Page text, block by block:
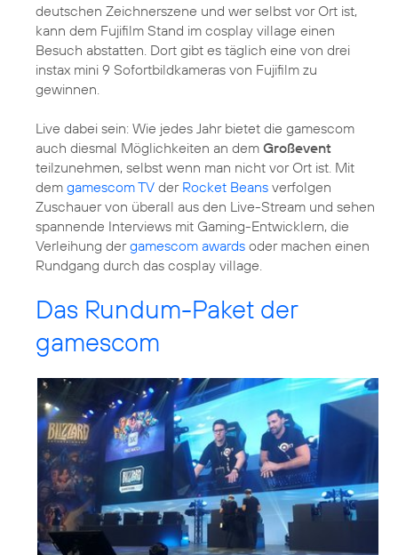
deutschen Zeichnerszene und wer selbst vor Ort ist,
kann dem Fujifilm Stand im cosplay village einen
Besuch abstatten. Dort gibt es täglich eine von drei
instax mini 9 Sofortbildkameras von Fujifilm zu
gewinnen.
Live dabei sein: Wie jedes Jahr bietet die gamescom
auch diesmal Möglichkeiten an dem Großevent
teilzunehmen, selbst wenn man nicht vor Ort ist. Mit
dem gamescom TV der Rocket Beans verfolgen
Zuschauer von überall aus den Live-Stream und sehen
spannende Interviews mit Gaming-Entwicklern, die
Verleihung dergamescom awards oder machen einen
Rundgang durch das cosplay village.
Das Rundum-Paket der
gamescom